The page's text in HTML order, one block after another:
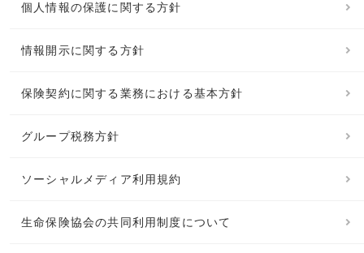
個人情報の保護に関する方針
情報開示に関する方針
保険契約に関する業務における基本方針
グループ税務方針
ソーシャルメディア利用規約
生命保険協会の共同利用制度について